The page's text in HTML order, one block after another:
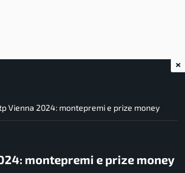
Vienna 2024: montepremi e prize money
montepremi e prize money
×